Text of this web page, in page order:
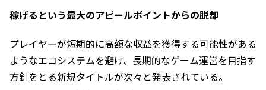
稼げるという最大のアピールポイントからの脱却
プレイヤーが短期的に高額な収益を獲得する可能性がある
ようなエコシステムを避け、長期的なゲーム運営を目指す
方針をとる新規タイトルが次々と発表されている。